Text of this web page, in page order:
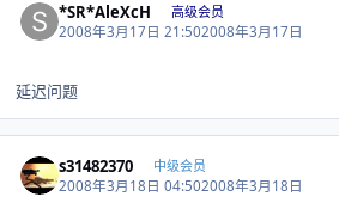
*SR*AleXcH 高级会员
2008年3月17日 21:502008年3月17日
延迟问题
s31482370 中级会员
2008年3月18日 04:502008年3月18日